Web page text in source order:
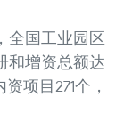
全国工业园区
和增资总额达
项目271个，